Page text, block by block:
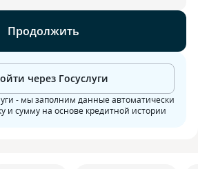
Продолжить
- мы заполним данные автоматически
и сумму на основе кредитной истории
через Госуслуги